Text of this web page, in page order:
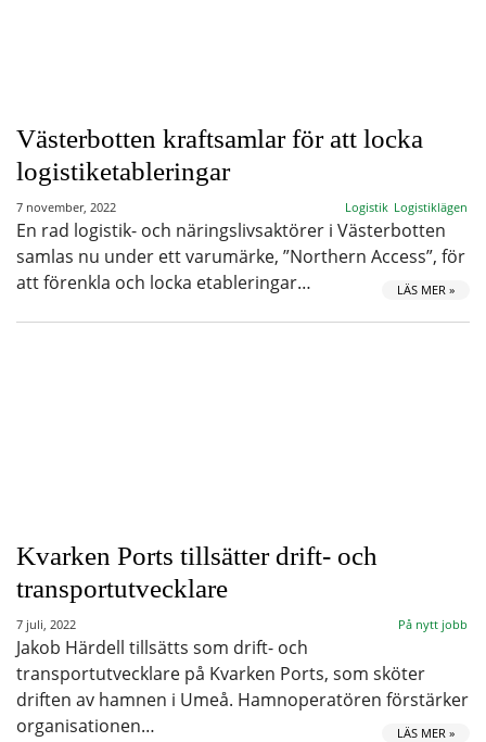
Västerbotten kraftsamlar för att locka
logistiketableringar
7 november, 2022 Logistik Logistiklägen
En rad logistik- och näringslivsaktörer i Västerbotten
samlas nu under ett varumärke, ”Northern Access”, för
att förenkla och locka etableringar…
LÄS MER »
Kvarken Ports tillsätter drift- och
transportutvecklare
7 juli, 2022 På nytt jobb
Jakob Härdell tillsätts som drift- och
transportutvecklare på Kvarken Ports, som sköter
driften av hamnen i Umeå. Hamnoperatören förstärker
organisationen…
LÄS MER »